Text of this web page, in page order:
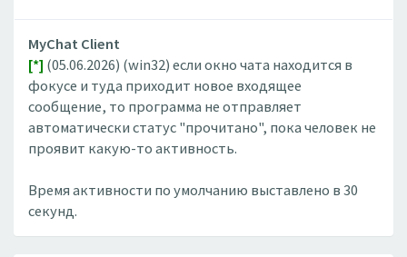
MyChat Client
[*] (05.06.2026) (win32) если окно чата находится в
фокусе и туда приходит новое входящее
сообщение, то программа не отправляет
автоматически статус "прочитано", пока человек не
проявит какую-то активность.
Время активности по умолчанию выставлено в 30
секунд.